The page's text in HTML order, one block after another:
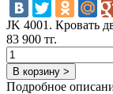
JK 4001. Кровать
83 900 тг.
В корзину >
Подробное